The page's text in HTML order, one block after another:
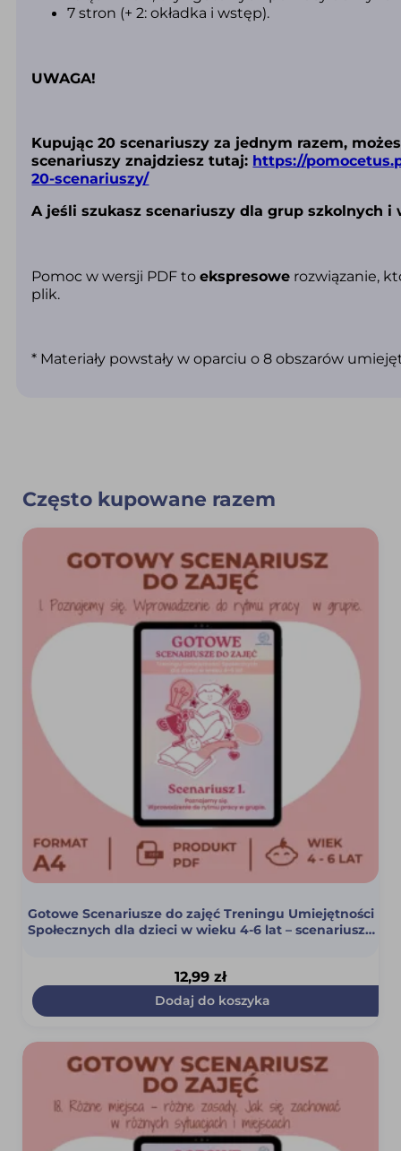
7 stron (+ 2: okładka i wstęp).
UWAGA!
Kupując 20 scenariuszy za jednym razem,
scenariuszy znajdziesz tutaj: https://
20-scenariuszy/
A jeśli szukasz scenariuszy dla grup szkolnych
Pomoc w wersji PDF toekspresowe rozwiązanie,
plik.
* Materiały powstały w oparciu o 8 obszarów
Często kupowane razem
Gotowe Scenariusze do zajęć Treningu Umiejętności
Społecznych dla dzieci w wieku 4-6 lat – scenariusz 1
12,99 zł
Dodaj do koszyka